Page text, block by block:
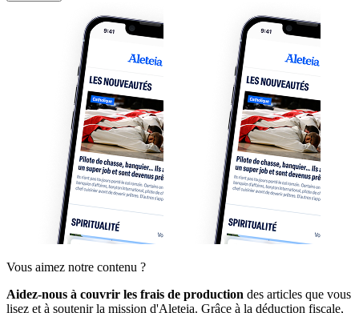
Vous aimez notre contenu ?
Aidez-nous à couvrir les frais de production des articles que vous
lisez et à soutenir la mission d'Aleteia. Grâce à la déduction fiscale,